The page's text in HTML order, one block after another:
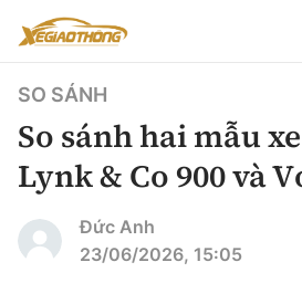
360° xe
SO SÁNH
So sánh hai mẫu
Lynk & Co 900 và
Đức Anh
23/06/2026, 15:05